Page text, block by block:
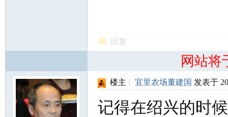
回复
网站将
楼主 | 宜里农场董建国 发表于
记得在绍兴的时